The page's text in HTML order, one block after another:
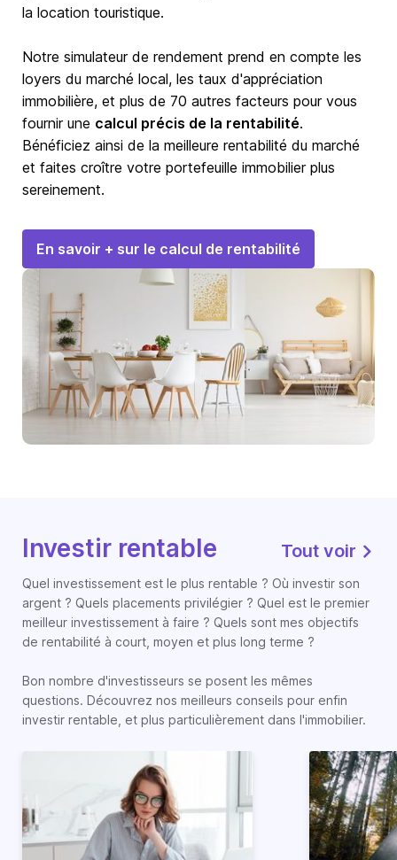
la location touristique.
Notre simulateur de rendement prend en compte les
loyers du marché local, les taux d'appréciation
immobilière, et plus de 70 autres facteurs pour vous
fournir une calcul précis de la rentabilité.
Bénéficiez ainsi de la meilleure rentabilité du marché
et faites croître votre portefeuille immobilier plus
sereinement.
En savoir + sur le calcul de rentabilité
Investir rentable Tout voir
Quel investissement est le plus rentable ? Où investir son
argent ? Quels placements privilégier ? Quel est le premier
meilleur investissement à faire ? Quels sont mes objectifs
de rentabilité à court, moyen et plus long terme ?
Bon nombre d'investisseurs se posent les mêmes
questions. Découvrez nos meilleurs conseils pour enfin
investir rentable, et plus particulièrement dans l'immobilier.